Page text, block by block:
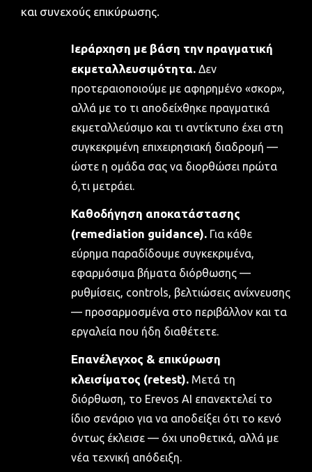
και συνεχούς επικύρωσης.
Ιεράρχηση με βάση την πραγματική
εκμεταλλευσιμότητα.Δεν
προτεραιοποιούμε με αφηρημένο «σκορ»,
αλλά με το τι αποδείχθηκε πραγματικά
εκμεταλλεύσιμο και τι αντίκτυπο έχει στη
συγκεκριμένη επιχειρησιακή διαδρομή —
ώστε η ομάδα σας να διορθώσει πρώτα
ό,τι μετράει.
Καθοδήγηση αποκατάστασης
(remediation guidance).Για κάθε
εύρημα παραδίδουμε συγκεκριμένα,
εφαρμόσιμα βήματα διόρθωσης —
ρυθμίσεις, controls, βελτιώσεις ανίχνευσης
— προσαρμοσμένα στο περιβάλλον και τα
εργαλεία που ήδη διαθέτετε.
Επανέλεγχος & επικύρωση
κλεισίματος (retest).Μετά τη
διόρθωση, το Erevos AI επανεκτελεί το
ίδιο σενάριο για να αποδείξει ότι το κενό
όντως έκλεισε — όχι υποθετικά, αλλά με
νέα τεχνική απόδειξη.